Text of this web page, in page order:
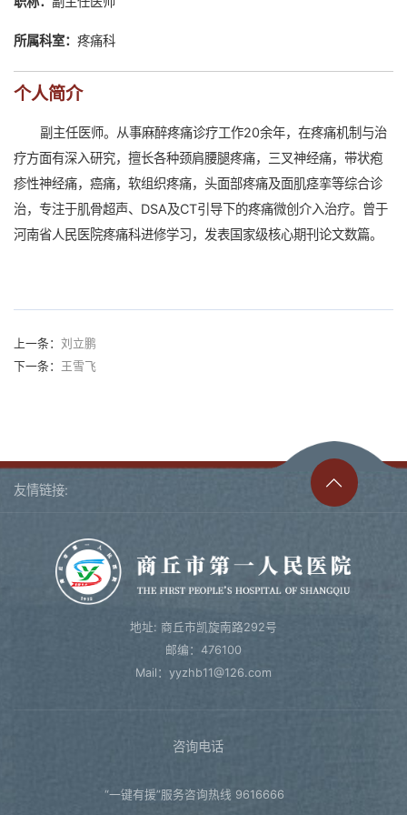
所属科室： 疼痛科
个人简介
副主任医师。从事麻醉疼痛诊疗工作20余年，在疼痛机制与治
疗方面有深入研究，擅长各种颈肩腰腿疼痛，三叉神经痛，带状疱
疹性神经痛，癌痛，软组织疼痛，头面部疼痛及面肌痉挛等综合诊
治，专注于肌骨超声、DSA及CT引导下的疼痛微创介入治疗。曾于
河南省人民医院疼痛科进修学习，发表国家级核心期刊论文数篇。
上一条： 刘立鹏
下一条： 王雪飞
友情链接:
地址: 商丘市凯旋南路292号
邮编：476100
Mail：yyzhb11@126.com
咨询电话
“一键有援”服务咨询热线 9616666